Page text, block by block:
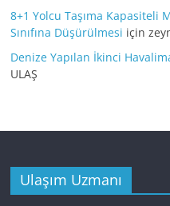
8+1 Yolcu Taşıma Kapasiteli
Sınıfına Düşürülmesi için
Denize Yapılan İkinci
ULAŞ
Ulaşım Uzmanı